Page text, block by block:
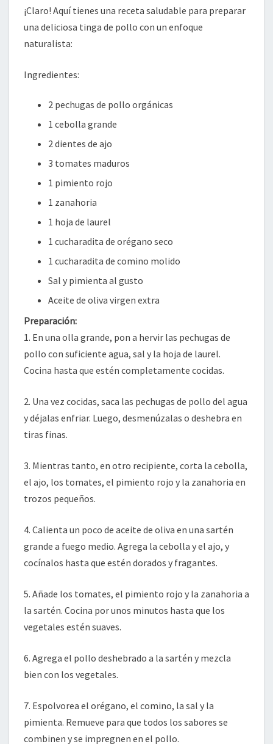
¡Claro! Aquí tienes una receta saludable para preparar
una deliciosa tinga de pollo con un enfoque
naturalista:
Ingredientes:
2 pechugas de pollo orgánicas
1 cebolla grande
2 dientes de ajo
3 tomates maduros
1 pimiento rojo
1 zanahoria
1 hoja de laurel
1 cucharadita de orégano seco
1 cucharadita de comino molido
Sal y pimienta al gusto
Aceite de oliva virgen extra
Preparación:
1. En una olla grande, pon a hervir las pechugas de
pollo con suficiente agua, sal y la hoja de laurel.
Cocina hasta que estén completamente cocidas.
2. Una vez cocidas, saca las pechugas de pollo del agua
y déjalas enfriar. Luego, desmenúzalas o deshebra en
tiras finas.
3. Mientras tanto, en otro recipiente, corta la cebolla,
el ajo, los tomates, el pimiento rojo y la zanahoria en
trozos pequeños.
4. Calienta un poco de aceite de oliva en una sartén
grande a fuego medio. Agrega la cebolla y el ajo, y
cocínalos hasta que estén dorados y fragantes.
5. Añade los tomates, el pimiento rojo y la zanahoria a
la sartén. Cocina por unos minutos hasta que los
vegetales estén suaves.
6. Agrega el pollo deshebrado a la sartén y mezcla
bien con los vegetales.
7. Espolvorea el orégano, el comino, la sal y la
pimienta. Remueve para que todos los sabores se
combinen y se impregnen en el pollo.